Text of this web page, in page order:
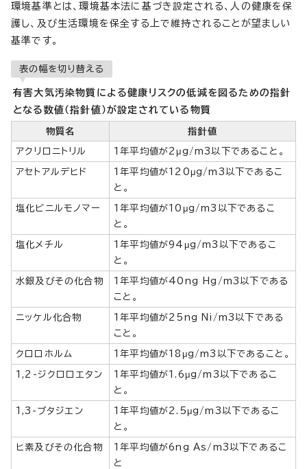
環境基準とは、環境基本法に基づき設定される、人の健康を保
護し、及び生活環境を保全する上で維持されることが望ましい
基準です。
表の幅を切り替える
有害大気汚染物質による健康リスクの低減を図るための指針
となる数値（指針値）が設定されている物質
物質名 指針値
アクリロニトリル 1年平均値が2μg/m3以下であること。
アセトアルデヒド
1年平均値が120μg/m3以下であるこ
と。
塩化ビニルモノマー
1年平均値が10μg/m3以下であるこ
と。
塩化メチル
1年平均値が94μg/m3以下であるこ
と。
水銀及びその化合物
1年平均値が40ng Hg/m3以下である
こと。
ニッケル化合物
1年平均値が25ng Ni/m3以下である
こと。
クロロホルム 1年平均値が18μg/m3以下であること。
1,2-ジクロロエタン
1年平均値が1.6μg/m3以下であるこ
と。
1,3-ブタジエン
1年平均値が2.5μg/m3以下であるこ
と。
ヒ素及びその化合物
1年平均値が6ng As/m3以下であるこ
と